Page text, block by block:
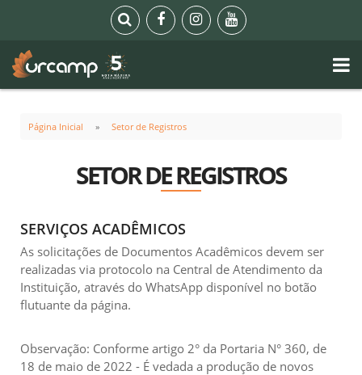
Página Inicial Setor de Registros
SETOR DE REGISTROS
SERVIÇOS ACADÊMICOS
As solicitações de Documentos Acadêmicos devem ser
realizadas via protocolo na Central de Atendimento da
Instituição, através do WhatsApp disponível no botão
flutuante da página.
Observação: Conforme artigo 2° da Portaria N° 360, de
18 de maio de 2022 - É vedada a produção de novos